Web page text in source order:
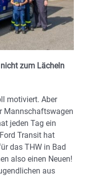
zum Lächeln
motiviert. Aber
Mannschaftswagen
jeden Tag ein
Transit hat
das THW in Bad
also einen Neuen!
aus